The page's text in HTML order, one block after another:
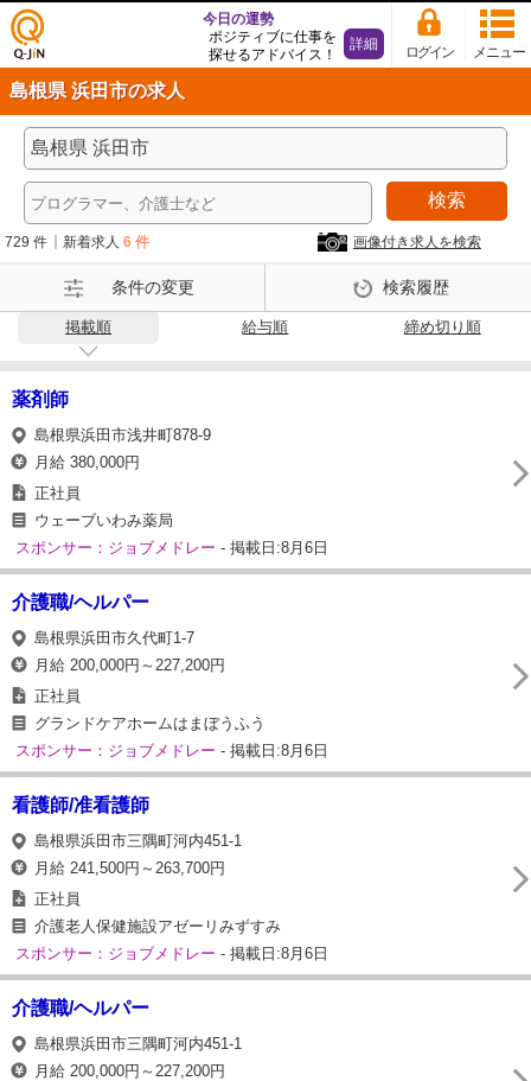
仕事
探し
の求
人サ
イト
Q-Ji
メニュー
ログイン
今日の運勢
ポジティブに仕事を
探せるアドバイス！
詳細
島根県 浜田市の求人
検索
729 件 新着求人 6 件 画像付き求人を検索
条件の変更 検索履歴
掲載順 給与順 締め切り順
薬剤師
島根県浜田市浅井町878-9
月給 380,000円
正社員
ウェーブいわみ薬局
スポンサー：ジョブメドレー - 掲載日:8月6日
介護職/ヘルパー
島根県浜田市久代町1-7
月給 200,000円～227,200円
正社員
グランドケアホームはまぼうふう
スポンサー：ジョブメドレー - 掲載日:8月6日
看護師/准看護師
島根県浜田市三隅町河内451-1
月給 241,500円～263,700円
正社員
介護老人保健施設アゼーリみずすみ
スポンサー：ジョブメドレー - 掲載日:8月6日
介護職/ヘルパー
島根県浜田市三隅町河内451-1
月給 200,000円～227,200円